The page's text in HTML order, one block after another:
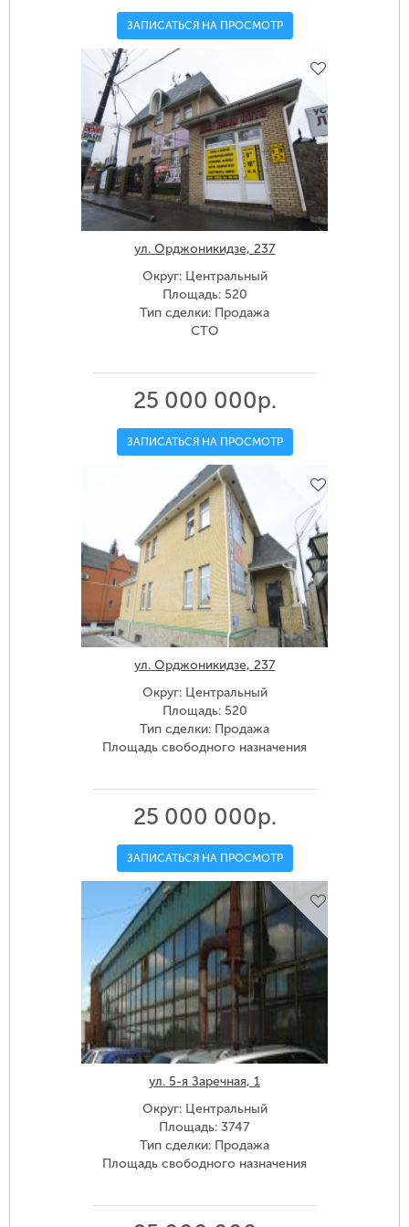
ЗАПИСАТЬСЯ НА ПРОСМОТР
ул. Орджоникидзе, 237
Округ: Центральный
Площадь: 520
Тип сделки: Продажа
СТО
25 000 000р.
ЗАПИСАТЬСЯ НА ПРОСМОТР
ул. Орджоникидзе, 237
Округ: Центральный
Площадь: 520
Тип сделки: Продажа
Площадь свободного назначения
25 000 000р.
ЗАПИСАТЬСЯ НА ПРОСМОТР
ул. 5-я Заречная, 1
Округ: Центральный
Площадь: 3747
Тип сделки: Продажа
Площадь свободного назначения